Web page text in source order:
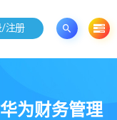
/注册
为财务管理